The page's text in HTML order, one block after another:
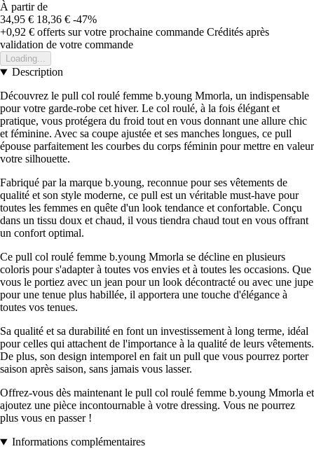
À partir de
34,95 € 18,36 € -47%
+0,92 € offerts sur votre prochaine commande Crédités après
validation de votre commande
Loading...
Description
Découvrez le pull col roulé femme b.young Mmorla, un indispensable
pour votre garde-robe cet hiver. Le col roulé, à la fois élégant et
pratique, vous protégera du froid tout en vous donnant une allure chic
et féminine. Avec sa coupe ajustée et ses manches longues, ce pull
épouse parfaitement les courbes du corps féminin pour mettre en valeur
votre silhouette.
Fabriqué par la marque b.young, reconnue pour ses vêtements de
qualité et son style moderne, ce pull est un véritable must-have pour
toutes les femmes en quête d'un look tendance et confortable. Conçu
dans un tissu doux et chaud, il vous tiendra chaud tout en vous offrant
un confort optimal.
Ce pull col roulé femme b.young Mmorla se décline en plusieurs
coloris pour s'adapter à toutes vos envies et à toutes les occasions. Que
vous le portiez avec un jean pour un look décontracté ou avec une jupe
pour une tenue plus habillée, il apportera une touche d'élégance à
toutes vos tenues.
Sa qualité et sa durabilité en font un investissement à long terme, idéal
pour celles qui attachent de l'importance à la qualité de leurs vêtements.
De plus, son design intemporel en fait un pull que vous pourrez porter
saison après saison, sans jamais vous lasser.
Offrez-vous dès maintenant le pull col roulé femme b.young Mmorla et
ajoutez une pièce incontournable à votre dressing. Vous ne pourrez
plus vous en passer !
Informations complémentaires